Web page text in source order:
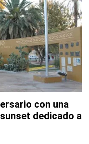
con una
dedicado a